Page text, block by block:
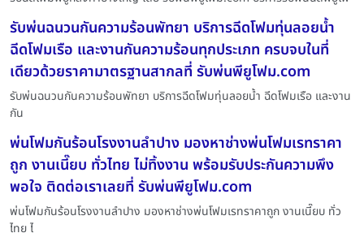
รับพ่นฉนวนกันความร้อนพัทยา บริการฉีดโฟมทุ่นลอยน้ำ
ฉีดโฟมเรือ และงานกันความร้อนทุกประเภท ครบจบในที่
เดียวด้วยราคามาตรฐานสากลที่ รับพ่นพียูโฟม.com
รับพ่นฉนวนกันความร้อนพัทยา บริการฉีดโฟมทุ่นลอยน้ำ ฉีดโฟมเรือ และงาน
กัน
พ่นโฟมกันร้อนโรงงานลำปาง มองหาช่างพ่นโฟมเรทราคา
ถูก งานเนี๊ยบ ทั่วไทย ไม่ทิ้งงาน พร้อมรับประกันความพึง
พอใจ ติดต่อเราเลยที่ รับพ่นพียูโฟม.com
พ่นโฟมกันร้อนโรงงานลำปาง มองหาช่างพ่นโฟมเรทราคาถูก งานเนี๊ยบ ทั่ว
ไทย ไ